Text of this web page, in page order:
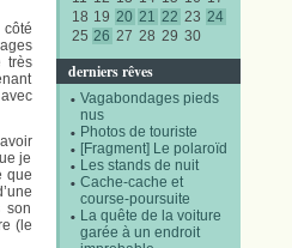
18 19 20 21 22 23 24
25 26 27 28 29 30
derniers rêves
Vagabondages pieds
nus
Photos de touriste
[Fragment] Le polaroïd
Les stands de nuit
Cache-cache et
course-poursuite
La quête de la voiture
garée à un endroit
très
je
que
son
(le